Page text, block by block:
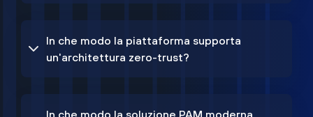
In che modo la piattaforma supporta
un'architettura zero-trust?
In che modo la soluzione PAM moderna